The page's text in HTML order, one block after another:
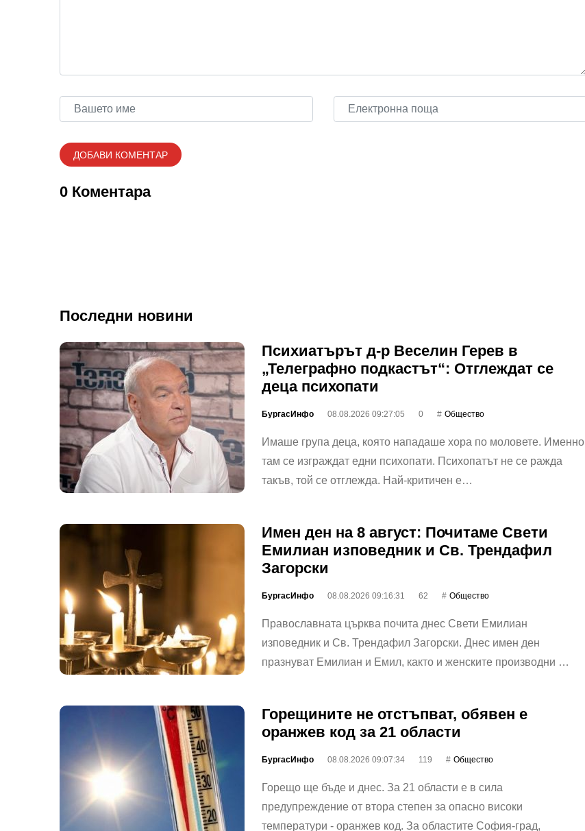
0 Коментара
Последни новини
Психиатърът д-р Веселин Герев в
„Телеграфно подкастът“: Отглеждат се
деца психопати
БургасИнфо 08.08.2026 09:27:05 0 Общество
Имаше група деца, която нападаше хора по моловете. Именно
там се изграждат едни психопати. Психопатът не се ражда
такъв, той се отглежда. Най-критичен е…
Имен ден на 8 август: Почитаме Свети
Емилиан изповедник и Св. Трендафил
Загорски
БургасИнфо 08.08.2026 09:16:31 62 Общество
Православната църква почита днес Свети Емилиан
изповедник и Св. Трендафил Загорски. Днес имен ден
празнуват Емилиан и Емил, както и женските производни …
Горещините не отстъпват, обявен е
оранжев код за 21 области
БургасИнфо 08.08.2026 09:07:34 119 Общество
Горещо ще бъде и днес. За 21 области е в сила
предупреждение от втора степен за опасно високи
температури - оранжев код. За областите София-град,